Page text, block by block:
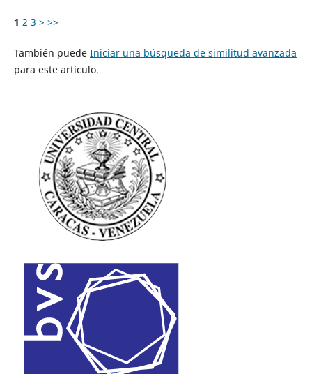
1 2 3 > >>
También puede Iniciar una búsqueda de similitud avanzada
para este artículo.